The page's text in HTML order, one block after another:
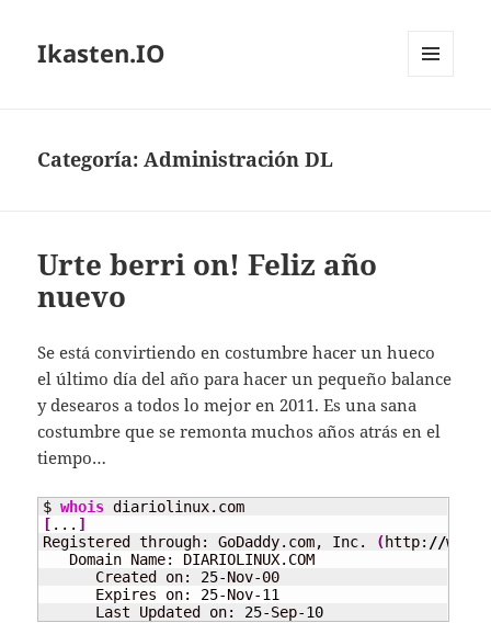
Ikasten.IO
Categoría:Administración DL
Urte berri on! Feliz año
nuevo
Se está convirtiendo en costumbre hacer un hueco
el último día del año para hacer un pequeño balance
y desearos a todos lo mejor en 2011. Es una sana
costumbre que se remonta muchos años atrás en el
tiempo…
$ whois
[ ... ]
Registered through: GoDaddy.com, Inc. ( http: //
   Domain Name: DIARIOLINUX.COM
      Created on:
25-Nov-00
      Expires on:
25-Nov-11
      Last Updated on:
25-Sep-10